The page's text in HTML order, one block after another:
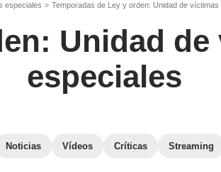
especiales Temporadas de Ley y orden: Unidad de víctimas
Unidad
especiales
Noticias Vídeos Críticas Streaming